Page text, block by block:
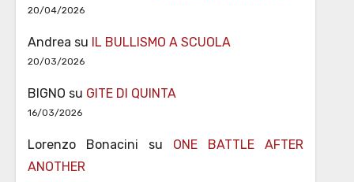
20/04/2026
Andrea su IL BULLISMO A SCUOLA
20/03/2026
BIGNO su GITE DI QUINTA
16/03/2026
Lorenzo Bonacini su ONE BATTLE AFTER
ANOTHER